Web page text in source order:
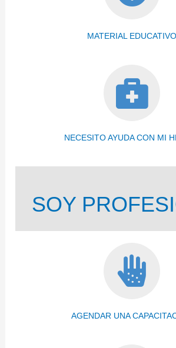
MATERIAL EDUCATIVO
NECESITO AYUDA CON MI
SOY
AGENDAR UNA